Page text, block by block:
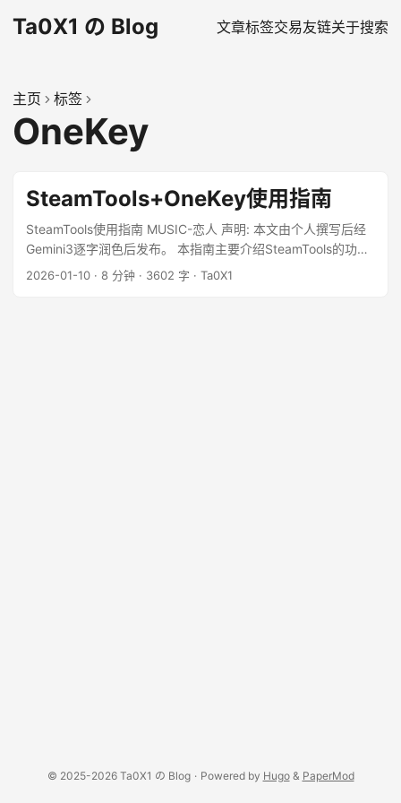
Ta0X1 の Blog 文章标签交易友链关于搜索
主页 标签
OneKey
SteamTools+OneKey使用指南
SteamTools使用指南 MUSIC-恋人 声明: 本文由个人撰写后经
Gemini3逐字润色后发布。 本指南主要介绍SteamTools的功能
和使用方法，如果你想要了解其原理，请参考本文末尾的原理
2026-01-10 · 8 分钟 · 3602 字 · Ta0X1
© 2025-2026 Ta0X1 の Blog · Powered by Hugo& PaperMod